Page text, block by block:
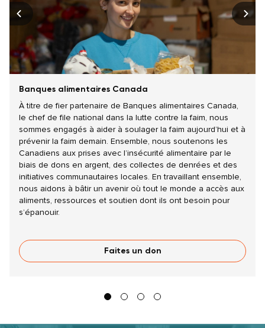
Banques alimentaires Canada
À titre de fier partenaire de Banques alimentaires Canada,
le chef de file national dans la lutte contre la faim, nous
sommes engagés à aider à soulager la faim aujourd’hui et à
prévenir la faim demain. Ensemble, nous soutenons les
Canadiens aux prises avec l’insécurité alimentaire par le
biais de dons en argent, des collectes de denrées et des
initiatives communautaires locales. En travaillant ensemble,
nous aidons à bâtir un avenir où tout le monde a accès aux
aliments, ressources et soutien dont ils ont besoin pour
s’épanouir.
Faites un don